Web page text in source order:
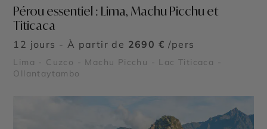
Pérou essentiel : Lima, Machu Picchu et
Titicaca
12 jours - À partir de 2690 € /pers
Lima - Cuzco - Machu Picchu - Lac Titicaca -
Ollantaytambo